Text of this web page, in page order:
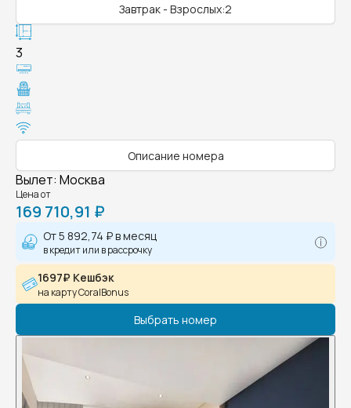
Завтрак - Взрослых:2
3
Описание номера
Вылет: Москва
Цена от
169 710,91 ₽
От5 892,74 ₽в месяц
в кредит или в рассрочку
1697₽ Кешбэк
на карту CoralBonus
Выбрать номер